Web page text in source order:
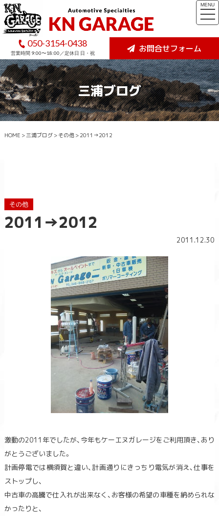
050-3154-0438
営業時間 9:00〜18:00／定休日 日・祝 お問合せフォーム
MENU
三浦ブログ
HOME >三浦ブログ>その他>2011→2012
その他
2011→2012
2011.12.30
激動の2011年でしたが、今年もケーエヌガレージをご利用頂き、あり
がとうございました。
計画停電では横須賀と違い、計画通りにきっちり電気が消え、仕事を
ストップし、
中古車の高騰で仕入れが出来なく、お客様の希望の車種を納められな
かったりと、